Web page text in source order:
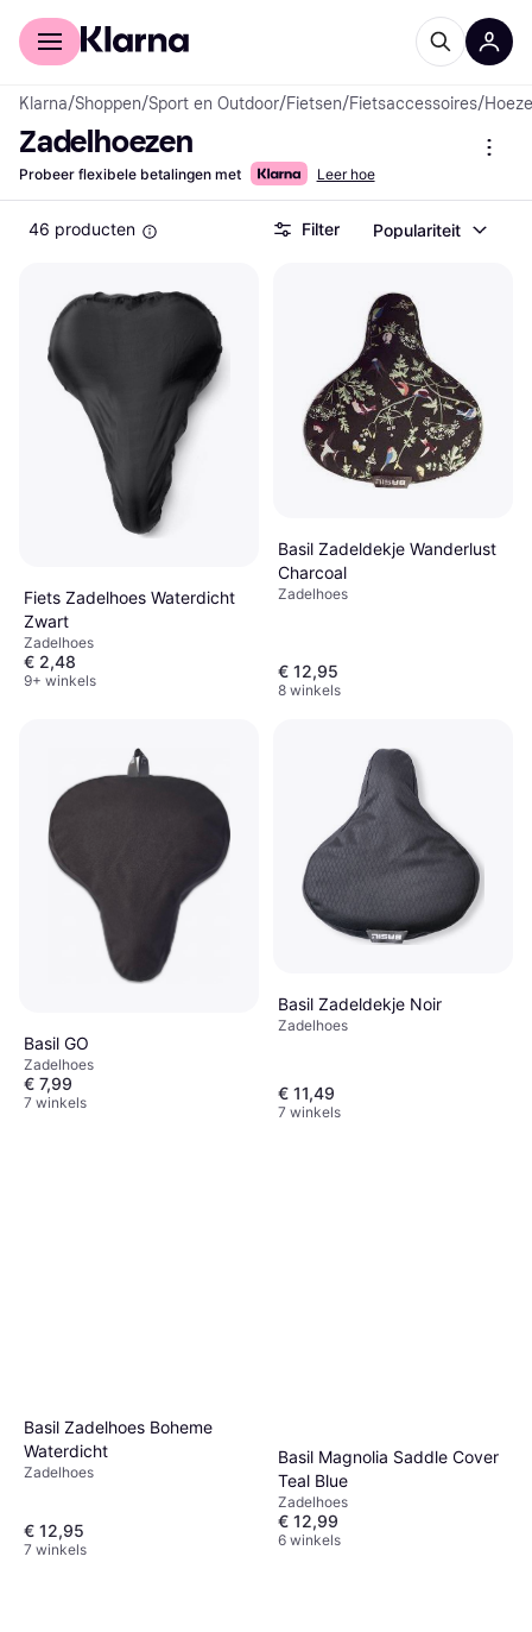
Voor shoppers
Klarna/Shoppen/Sport en Outdoor/Fietsen/Fietsaccessoires/
Zadelhoezen
Probeer flexibele betalingen met Leer hoe
46 producten Filter Populariteit
Fiets Zadelhoes Waterdicht
Zwart
Zadelhoes
€ 2,48
9+ winkels
Basil Zadeldekje Wanderlust
Charcoal
Zadelhoes
€ 12,95
8 winkels
Basil GO
Zadelhoes
€ 7,99
7 winkels
Basil Zadeldekje Noir
Zadelhoes
€ 11,49
7 winkels
Basil Zadelhoes Boheme
Waterdicht
Zadelhoes
€ 12,95
7 winkels
Basil Magnolia Saddle Cover
Teal Blue
Zadelhoes
€ 12,99
6 winkels